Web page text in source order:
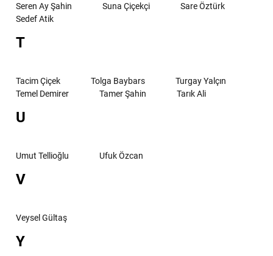
Seren Ay Şahin
Suna Çiçekçi
Sare Öztürk
Sedef Atik
T
Tacim Çiçek Tolga Baybars
Turgay Yalçın
Temel Demirer
Tamer Şahin Tarık Ali
U
Umut Tellioğlu Ufuk Özcan
V
Veysel Gültaş
Y